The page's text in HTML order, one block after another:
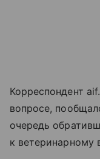
Корреспондент
вопросе,
очередь
к ветеринарному